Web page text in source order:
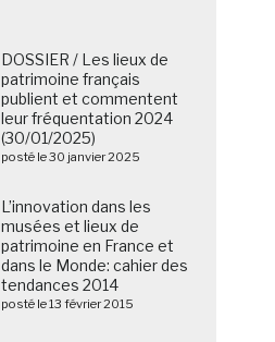
DOSSIER / Les lieux de
patrimoine français
publient et commentent
leur fréquentation 2024
(30/01/2025)
posté le 30 janvier 2025
L’innovation dans les
musées et lieux de
patrimoine en France et
dans le Monde: cahier des
tendances 2014
posté le 13 février 2015